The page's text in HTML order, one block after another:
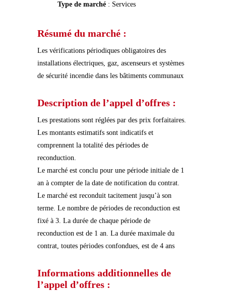
Type de marché : Services
Résumé du marché :
Les vérifications périodiques obligatoires des
installations électriques, gaz, ascenseurs et systèmes
de sécurité incendie dans les bâtiments communaux
Description de l’appel d’offres :
Les prestations sont réglées par des prix forfaitaires.
Les montants estimatifs sont indicatifs et
comprennent la totalité des périodes de
reconduction.
Le marché est conclu pour une période initiale de 1
an à compter de la date de notification du contrat.
Le marché est reconduit tacitement jusqu’à son
terme. Le nombre de périodes de reconduction est
fixé à 3. La durée de chaque période de
reconduction est de 1 an. La durée maximale du
contrat, toutes périodes confondues, est de 4 ans
Informations additionnelles de
l’appel d’offres :